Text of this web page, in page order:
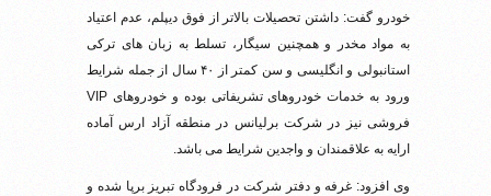
خودرو گفت: داشتن تحصیلات بالاتر از فوق دیپلم، عدم اعتیاد
به مواد مخدر و همچنین سیگار، تسلط به زبان های ترکی
استانبولی و انگلیسی و سن کمتر از ۴۰ سال از جمله شرایط
ورود به خدمات خودروهای تشریفاتی بوده و خودروهای VIP
فروشی نیز در شرکت برلیانس در منطقه آزاد ارس آماده
ارایه به علاقمندان و واجدین شرایط می باشد.
وی افزود: غرفه و دفتر شرکت در فرودگاه تبریز برپا شده و